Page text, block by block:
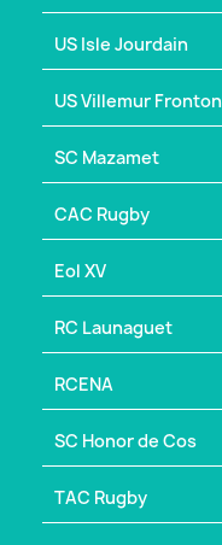
US Isle Jourdain
US Villemur Fronton
SC Mazamet
CAC Rugby
Eol XV
RC Launaguet
RCENA
SC Honor de Cos
TAC Rugby